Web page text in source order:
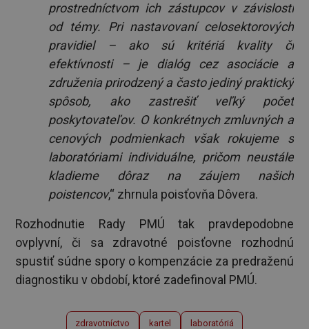
prostredníctvom ich zástupcov v závislosti
od témy. Pri nastavovaní celosektorových
pravidiel – ako sú kritériá kvality či
efektívnosti – je dialóg cez asociácie a
združenia prirodzený a často jediný praktický
spôsob, ako zastrešiť veľký počet
poskytovateľov. O konkrétnych zmluvných a
cenových podmienkach však rokujeme s
laboratóriami individuálne, pričom neustále
kladieme dôraz na záujem našich
poistencov,“ zhrnula poisťovňa Dôvera.
Rozhodnutie Rady PMÚ tak pravdepodobne
ovplyvní, či sa zdravotné poisťovne rozhodnú
spustiť súdne spory o kompenzácie za predraženú
diagnostiku v období, ktoré zadefinoval PMÚ.
zdravotníctvo kartel laboratóriá